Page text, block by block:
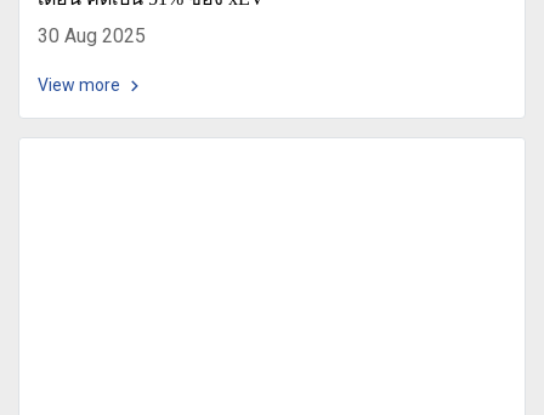
30 Aug 2025
View more